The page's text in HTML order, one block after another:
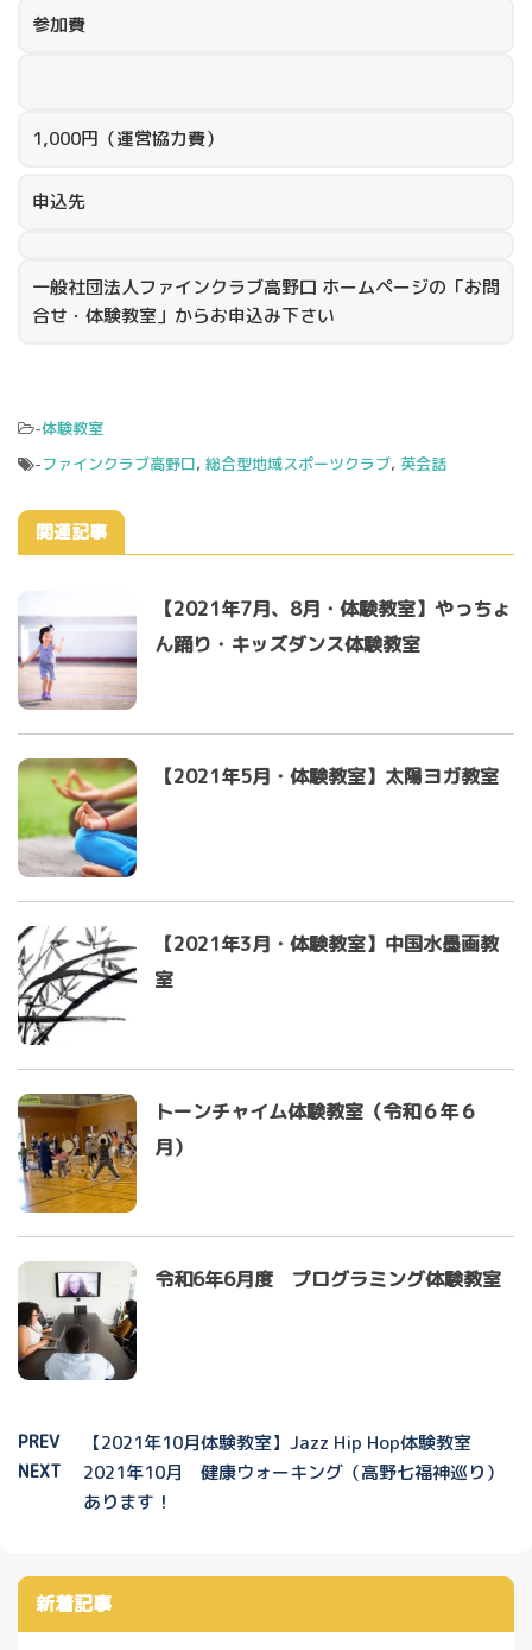
参加費
1,000円（運営協力費）
申込先
一般社団法人ファインクラブ高野口 ホームページの「お問
合せ・体験教室」からお申込み下さい
-体験教室
-ファインクラブ高野口, 総合型地域スポーツクラブ, 英会話
関連記事
【2021年7月、8月・体験教室】やっちょ
ん踊り・キッズダンス体験教室
【2021年5月・体験教室】太陽ヨガ教室
【2021年3月・体験教室】中国水墨画教
室
トーンチャイム体験教室（令和６年６
月）
令和6年6月度 プログラミング体験教室
PREV 【2021年10月体験教室】Jazz Hip Hop体験教室
NEXT
2021年10月 健康ウォーキング（高野七福神巡り）
あります！
新着記事